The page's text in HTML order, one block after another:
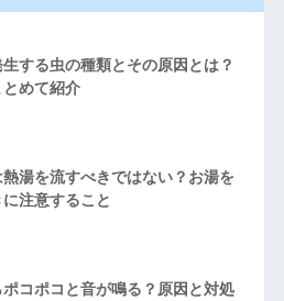
生する虫の種類とその原因とは？
めて紹介
湯を流すべきではない？お湯を
注意すること
コポコと音が鳴る？原因と対処